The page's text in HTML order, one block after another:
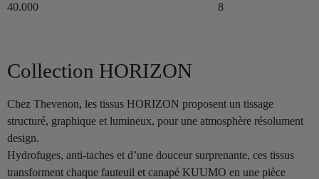
40.000
8
Collection HORIZON
Chez Thevenon, les tissus HORIZON proposent un tissage
structuré, graphique et lumineux, pour une atmosphère résolument
design.
Hydrofuges, anti-taches et d’une douceur surprenante, ces tissus
transforment chaque fauteuil et canapé KUUMO en une pièce